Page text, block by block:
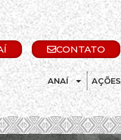
CONTATO
ANAÍ AÇÕES